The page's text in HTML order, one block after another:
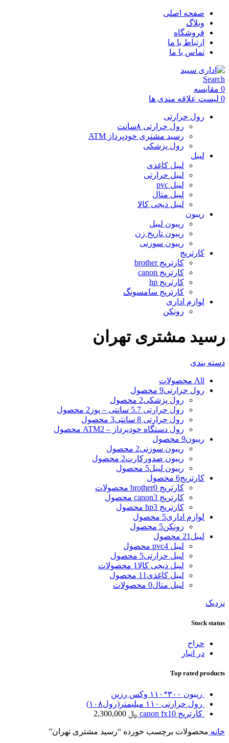
صفحه اصلی
وبلاگ
فروشگاه
ارتباط با ما
تماس با ما
Search
0 مقایسه
0 لیست علاقه مندی ها
رول حرارتی
رول حرارتی ۸سانت
رسید مشتری خودپرداز ATM
رول پزشکی
لیبل
لیبل کاغذی
لیبل حرارتی
لیبل pvc
لیبل متال
لیبل دیجی کالا
ریبون
ریبون لیبل
ریبون تاریخ زن
ریبون سوزنی
کارتریج
کارتریج brother
کارتریج canon
کارتریج hp
کارتریج سامسونگ
لوازم اداری
زونکن
رسید مشتری تهران
دسته بندی
All محصولات
رول حرارتی9 محصول
رول پزشکی2 محصول
رول حرارتی 5.7 سانتی – پوز
2 محصول
رول حرارتی 8 سانتی
3 محصول
رول دستگاه خودپرداز – ATM 2 محصول
ریبون9 محصول
ریبون سوزنی2 محصول
ریبون صدورکارت2 محصول
ریبون لیبل5 محصول
کارتریج6 محصول
کارتریج brother 0 محصولات
کارتریج canon 3 محصول
کارتریج hp 3 محصول
لوازم اداری5 محصول
زونکن5 محصول
لیبل 21 محصول
لیبل pvc 4 محصول
لیبل حرارتی5 محصول
لیبل دیجی کالا1 محصولات
لیبل کاغذی 11 محصول
لیبل متال0 محصولات
نزدیک
Stock status
حراج
در انبار
Top rated products
ریبون ۳۰۰*۱۱۰ وکس رزین
رول حرارتی ۱۱۰ میلیمتر(رول۱۰۸)
کارتریج canon fx10
﷼
خانه محصولات برچسب خورده “رسید مشتری تهران”